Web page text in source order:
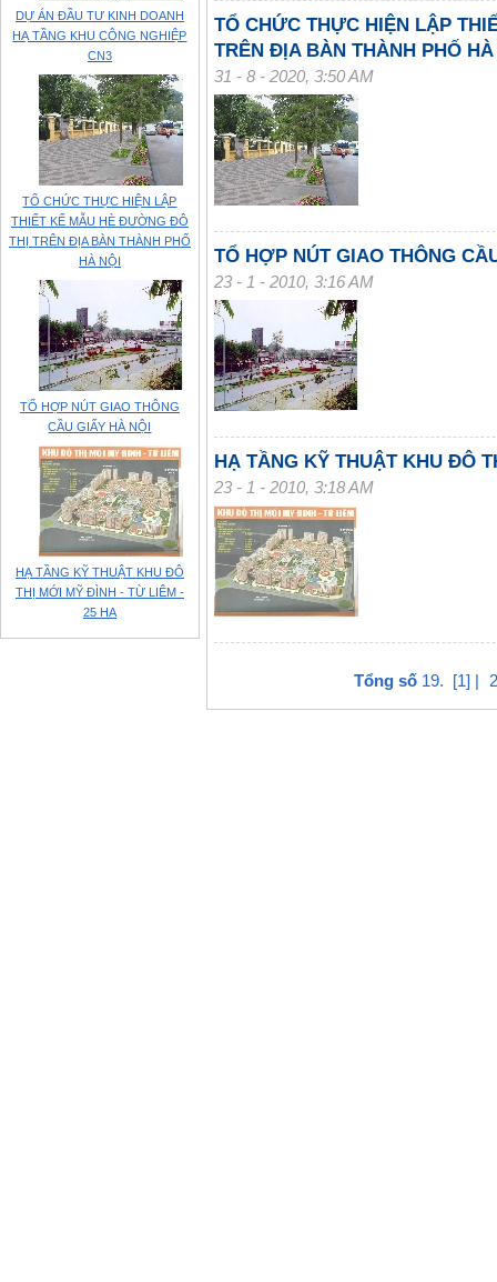
DỰ ÁN ĐẦU TƯ KINH DOANH
HẠ TẦNG KHU CÔNG NGHIỆP
CN3
TỔ CHỨC THỰC HIỆN LẬP
THIẾT KẾ MẪU HÈ ĐƯỜNG ĐÔ
THỊ TRÊN ĐỊA BÀN THÀNH PHỐ
HÀ NỘI
TỔ HỢP NÚT GIAO THÔNG
CẦU GIẤY HÀ NỘI
HẠ TẦNG KỸ THUẬT KHU ĐÔ
THỊ MỚI MỸ ĐÌNH - TỪ LIÊM -
25 HA
TỔ CHỨC THỰC HIỆN LẬP
TRÊN ĐỊA BÀN THÀNH PHỐ
31 - 8 - 2020, 3:50 AM
TỔ HỢP NÚT GIAO THÔNG
23 - 1 - 2010, 3:16 AM
HẠ TẦNG KỸ THUẬT KHU ĐÔ
23 - 1 - 2010, 3:18 AM
Tổng số 19. [1] | 2